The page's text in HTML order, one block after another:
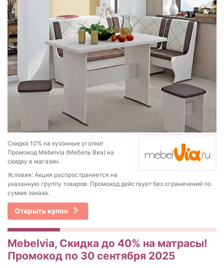
Скидка 10% на кухонные уголки!
Промокод Mebelvia (Мебель Виа) на
скидку в магазин.
Условия: Акция распространяется на
указанную группу товаров. Промокод действует без ограничений по
сумме заказа.
Открыть купон
Mebelvia, Скидка до 40% на матрасы!
Промокод по 30 сентября 2025